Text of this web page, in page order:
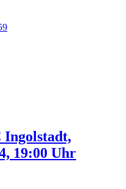
19:00 Uhr